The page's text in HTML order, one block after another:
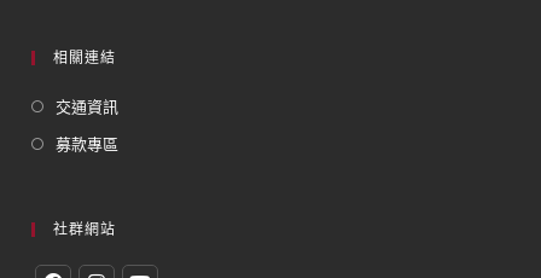
相關連結
交通資訊
募款專區
社群網站